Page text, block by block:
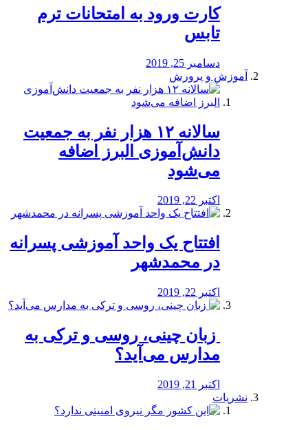
کارت ورود به امتحانات ترم
تابس
دسامبر 25, 2019
آموزش و پرورش
️سالانه ۱۲ هزار نفر به جمعیت
دانش‌آموزی البرز اضافه
می‌شود
اکتبر 22, 2019
افتتاح یک واحد آموزشی پسرانه
در محمدشهر
اکتبر 22, 2019
️ زبان چینی، روسی و ترکی به
مدارس می‌آید؟
اکتبر 21, 2019
نشریات